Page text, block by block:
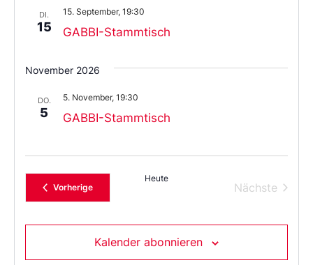
aus.
DI.
15 GABBI-Stammtisch
15. September, 19:30
November 2026
DO.
5 GABBI-Stammtisch
5. November, 19:30
VorherigeVeranstaltungen
Heute
Nächste
Kalender abonnieren